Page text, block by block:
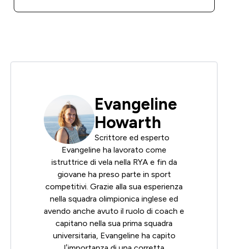
Evangeline
Howarth
Scrittore ed esperto
Evangeline ha lavorato come
istruttrice di vela nella RYA e fin da
giovane ha preso parte in sport
competitivi. Grazie alla sua esperienza
nella squadra olimpionica inglese ed
avendo anche avuto il ruolo di coach e
capitano nella sua prima squadra
universitaria, Evangeline ha capito